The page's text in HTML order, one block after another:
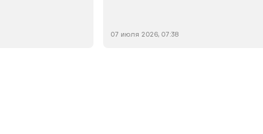
07 июля 2026, 07:38